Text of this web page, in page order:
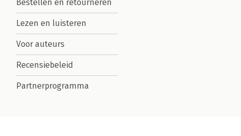
Bestellen en retourneren
Lezen en luisteren
Voor auteurs
Recensiebeleid
Partnerprogramma